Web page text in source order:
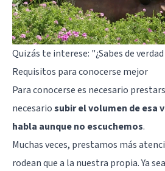
Quizás te interese: "¿Sabes de
Requisitos para conocerse mejor
Para conocerse es necesario
necesariosubir el volumen de esa
habla aunque no escuchemos.
Muchas veces, prestamos más
rodean que a la nuestra propia. Ya